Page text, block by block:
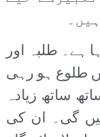
ہے۔ طلبہ اور
طلوع ہو رہی
ساتھ زیادہ
گی۔ ان کی